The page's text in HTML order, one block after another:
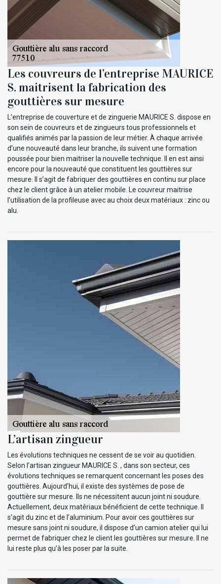
Les couvreurs de l’entreprise MAURICE
S. maitrisent la fabrication des
gouttières sur mesure
L’entreprise de couverture et de zinguerie MAURICE S. dispose en
son sein de couvreurs et de zingueurs tous professionnels et
qualifiés animés par la passion de leur métier. À chaque arrivée
d’une nouveauté dans leur branche, ils suivent une formation
poussée pour bien maitriser la nouvelle technique. Il en est ainsi
encore pour la nouveauté que constituent les gouttières sur
mesure. Il s’agit de fabriquer des gouttières en continu sur place
chez le client grâce à un atelier mobile. Le couvreur maitrise
l’utilisation de la profileuse avec au choix deux matériaux : zinc ou
alu.
L’artisan zingueur
Les évolutions techniques ne cessent de se voir au quotidien.
Selon l’artisan zingueur MAURICE S. , dans son secteur, ces
évolutions techniques se remarquent concernant les poses des
gouttières. Aujourd’hui, il existe des systèmes de pose de
gouttière sur mesure. Ils ne nécessitent aucun joint ni soudure.
Actuellement, deux matériaux bénéficient de cette technique. Il
s’agit du zinc et de l’aluminium. Pour avoir ces gouttières sur
mesure sans joint ni soudure, il dispose d’un camion atelier qui lui
permet de fabriquer chez le client les gouttières sur mesure. Il ne
lui reste plus qu’à les poser par la suite.